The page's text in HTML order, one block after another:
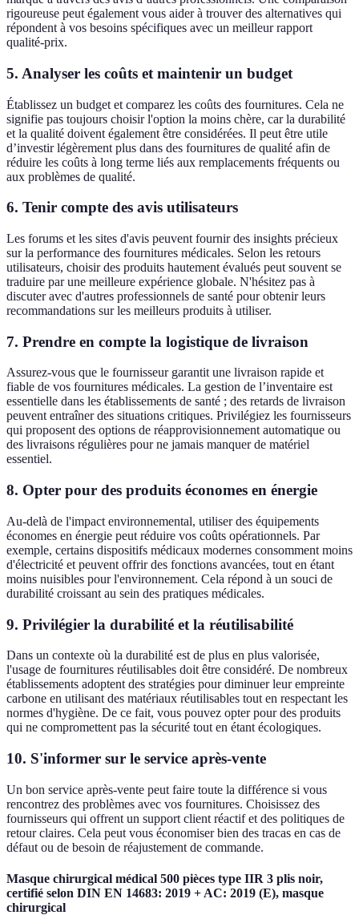
rigoureuse peut également vous aider à trouver des alternatives qui
répondent à vos besoins spécifiques avec un meilleur rapport
qualité-prix.
5. Analyser les coûts et maintenir un budget
Établissez un budget et comparez les coûts des fournitures. Cela ne
signifie pas toujours choisir l'option la moins chère, car la durabilité
et la qualité doivent également être considérées. Il peut être utile
d’investir légèrement plus dans des fournitures de qualité afin de
réduire les coûts à long terme liés aux remplacements fréquents ou
aux problèmes de qualité.
6. Tenir compte des avis utilisateurs
Les forums et les sites d'avis peuvent fournir des insights précieux
sur la performance des fournitures médicales. Selon les retours
utilisateurs, choisir des produits hautement évalués peut souvent se
traduire par une meilleure expérience globale. N'hésitez pas à
discuter avec d'autres professionnels de santé pour obtenir leurs
recommandations sur les meilleurs produits à utiliser.
7. Prendre en compte la logistique de livraison
Assurez-vous que le fournisseur garantit une livraison rapide et
fiable de vos fournitures médicales. La gestion de l’inventaire est
essentielle dans les établissements de santé ; des retards de livraison
peuvent entraîner des situations critiques. Privilégiez les fournisseurs
qui proposent des options de réapprovisionnement automatique ou
des livraisons régulières pour ne jamais manquer de matériel
essentiel.
8. Opter pour des produits économes en énergie
Au-delà de l'impact environnemental, utiliser des équipements
économes en énergie peut réduire vos coûts opérationnels. Par
exemple, certains dispositifs médicaux modernes consomment moins
d'électricité et peuvent offrir des fonctions avancées, tout en étant
moins nuisibles pour l'environnement. Cela répond à un souci de
durabilité croissant au sein des pratiques médicales.
9. Privilégier la durabilité et la réutilisabilité
Dans un contexte où la durabilité est de plus en plus valorisée,
l'usage de fournitures réutilisables doit être considéré. De nombreux
établissements adoptent des stratégies pour diminuer leur empreinte
carbone en utilisant des matériaux réutilisables tout en respectant les
normes d'hygiène. De ce fait, vous pouvez opter pour des produits
qui ne compromettent pas la sécurité tout en étant écologiques.
10. S'informer sur le service après-vente
Un bon service après-vente peut faire toute la différence si vous
rencontrez des problèmes avec vos fournitures. Choisissez des
fournisseurs qui offrent un support client réactif et des politiques de
retour claires. Cela peut vous économiser bien des tracas en cas de
défaut ou de besoin de réajustement de commande.
Masque chirurgical médical 500 pièces type IIR 3 plis noir,
certifié selon DIN EN 14683: 2019 + AC: 2019 (E), masque
chirurgical